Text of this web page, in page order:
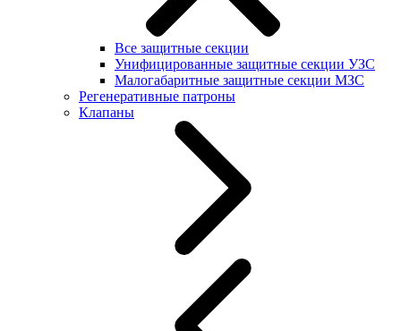
Все защитные секции
Унифицированные защитные секции УЗС
Малогабаритные защитные секции МЗС
Регенеративные патроны
Клапаны